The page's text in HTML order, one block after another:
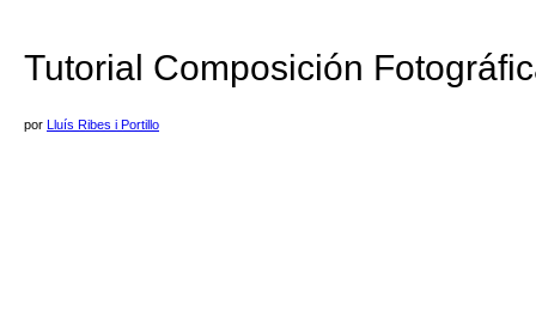
Tutorial Composición
por Lluís Ribes i Portillo